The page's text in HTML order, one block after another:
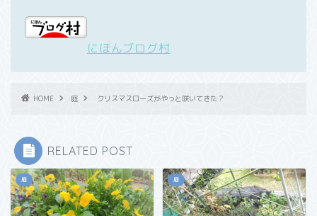
にほんブログ村
HOME 庭 クリスマスローズがやっと咲いてきた？
RELATED POST
庭 庭